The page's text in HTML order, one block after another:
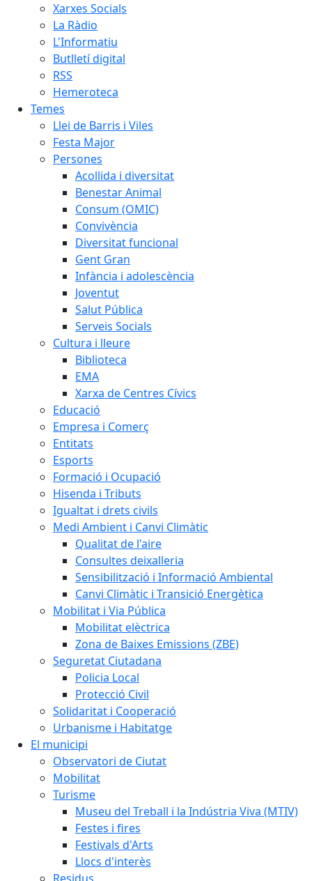
Xarxes Socials
La Ràdio
L'Informatiu
Butlletí digital
RSS
Hemeroteca
Temes
Llei de Barris i Viles
Festa Major
Persones
Acollida i diversitat
Benestar Animal
Consum (OMIC)
Convivència
Diversitat funcional
Gent Gran
Infància i adolescència
Joventut
Salut Pública
Serveis Socials
Cultura i lleure
Biblioteca
EMA
Xarxa de Centres Cívics
Educació
Empresa i Comerç
Entitats
Esports
Formació i Ocupació
Hisenda i Tributs
Igualtat i drets civils
Medi Ambient i Canvi Climàtic
Qualitat de l'aire
Consultes deixalleria
Sensibilització i Informació Ambiental
Canvi Climàtic i Transició Energètica
Mobilitat i Via Pública
Mobilitat elèctrica
Zona de Baixes Emissions (ZBE)
Seguretat Ciutadana
Policia Local
Protecció Civil
Solidaritat i Cooperació
Urbanisme i Habitatge
El municipi
Observatori de Ciutat
Mobilitat
Turisme
Museu del Treball i la Indústria Viva (MTIV)
Festes i fires
Festivals d'Arts
Llocs d'interès